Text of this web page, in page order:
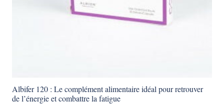
Albifer 120 : Le complément alimentaire idéal pour retrouver
de l’énergie et combattre la fatigue